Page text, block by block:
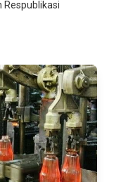
Respublikasi